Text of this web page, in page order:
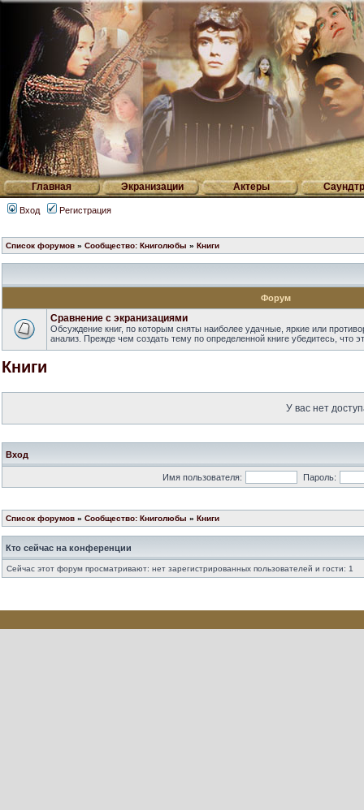
Главная Экранизации Актеры
Вход Регистрация
Список форумов » Сообщество: Книголюбы » Книги
Форум
Сравнение с экранизациями
Обсуждение книг, по которым сняты наиболее удачные, яркие или
анализ. Прежде чем создать тему по определенной книге убедитесь, что
Книги
У вас нет
Вход
Имя пользователя: Пароль:
Список форумов » Сообщество: Книголюбы » Книги
Кто сейчас на конференции
Сейчас этот форум просматривают: нет зарегистрированных пользователей и гости: 1